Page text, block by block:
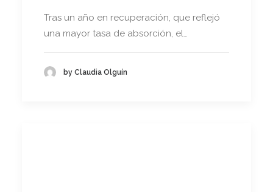
Tras un año en recuperación, que reflejó
una mayor tasa de absorción, el…
by Claudia Olguín